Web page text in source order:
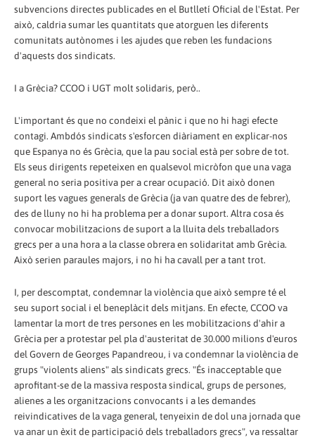
subvencions directes publicades en el Butlletí Oficial de l'Estat. Per
això, caldria sumar les quantitats que atorguen les diferents
comunitats autònomes i les ajudes que reben les fundacions
d'aquests dos sindicats.
I a Grècia? CCOO i UGT molt solidaris, però..
L'important és que no condeixi el pànic i que no hi hagi efecte
contagi. Ambdós sindicats s'esforcen diàriament en explicar-nos
que Espanya no és Grècia, que la pau social està per sobre de tot.
Els seus dirigents repeteixen en qualsevol micròfon que una vaga
general no seria positiva per a crear ocupació. Dit això donen
suport les vagues generals de Grècia (ja van quatre des de febrer),
des de lluny no hi ha problema per a donar suport. Altra cosa és
convocar mobilitzacions de suport a la lluita dels treballadors
grecs per a una hora a la classe obrera en solidaritat amb Grècia.
Això serien paraules majors, i no hi ha cavall per a tant trot.
I, per descomptat, condemnar la violència que això sempre té el
seu suport social i el beneplàcit dels mitjans. En efecte, CCOO va
lamentar la mort de tres persones en les mobilitzacions d'ahir a
Grècia per a protestar pel pla d'austeritat de 30.000 milions d'euros
del Govern de Georges Papandreou, i va condemnar la violència de
grups "violents aliens" als sindicats grecs. "És inacceptable que
aprofitant-se de la massiva resposta sindical, grups de persones,
alienes a les organitzacions convocants i a les demandes
reivindicatives de la vaga general, tenyeixin de dol una jornada que
va anar un èxit de participació dels treballadors grecs", va ressaltar